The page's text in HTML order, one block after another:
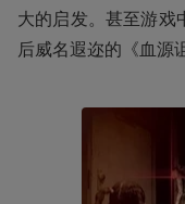
大的启发。甚至游戏
后威名遐迩的《血源